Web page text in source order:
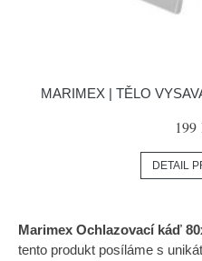
MARIMEX | TĚLO
DETAIL
Marimex Ochlazovací káď
tento produkt posíláme s